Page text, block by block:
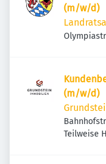
(m/w/d)
(m/w/d)
Teilweise